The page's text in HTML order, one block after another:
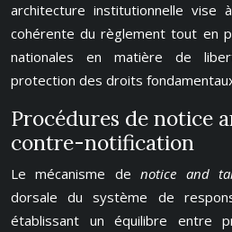
architecture institutionnelle vise
cohérente du règlement tout en
nationales en matière de
protection des droits
Procédures de notice
contre-notification
Le mécanisme denotice and
dorsale du système de
établissant un équilibre entre